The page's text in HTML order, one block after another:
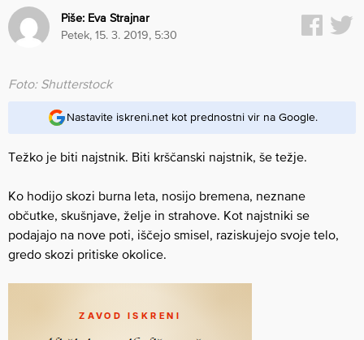
Piše: Eva Strajnar
petek, 15. 3. 2019, 5:30
Foto: Shutterstock
Nastavite iskreni.net kot prednostni vir na Google.
Težko je biti najstnik. Biti krščanski najstnik, še težje.
Ko hodijo skozi burna leta, nosijo bremena, neznane
občutke, skušnjave, želje in strahove. Kot najstniki se
podajajo na nove poti, iščejo smisel, raziskujejo svoje telo,
gredo skozi pritiske okolice.